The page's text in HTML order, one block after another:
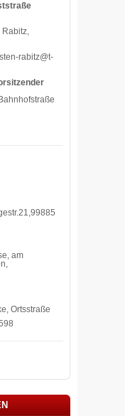
Rabitz,
rabitz@t-
am
Ortsstraße